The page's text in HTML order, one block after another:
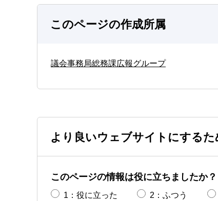
このページの作成所属
議会事務局総務課広報グループ
より良いウェブサイトにする
このページの情報は役に立ちましたか？
1：役に立った 2：ふつう